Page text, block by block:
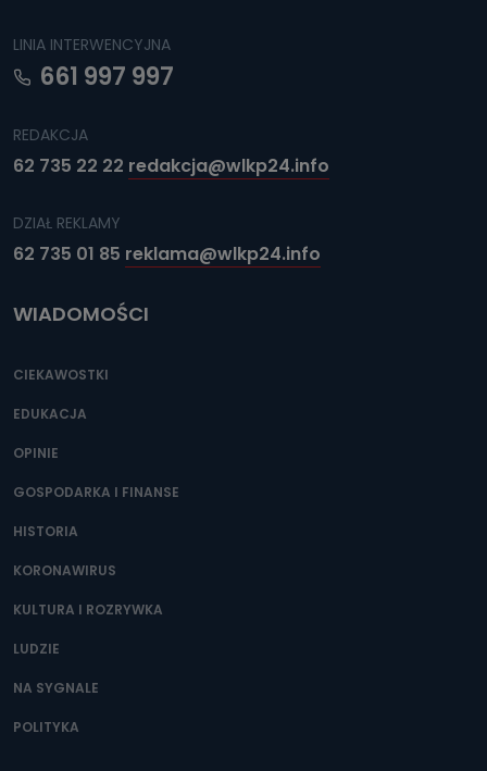
LINIA INTERWENCYJNA
661 997 997
REDAKCJA
62 735 22 22 redakcja@wlkp24.info
DZIAŁ REKLAMY
62 735 01 85 reklama@wlkp24.info
WIADOMOŚCI
CIEKAWOSTKI
EDUKACJA
OPINIE
GOSPODARKA I FINANSE
HISTORIA
KORONAWIRUS
KULTURA I ROZRYWKA
LUDZIE
NA SYGNALE
POLITYKA